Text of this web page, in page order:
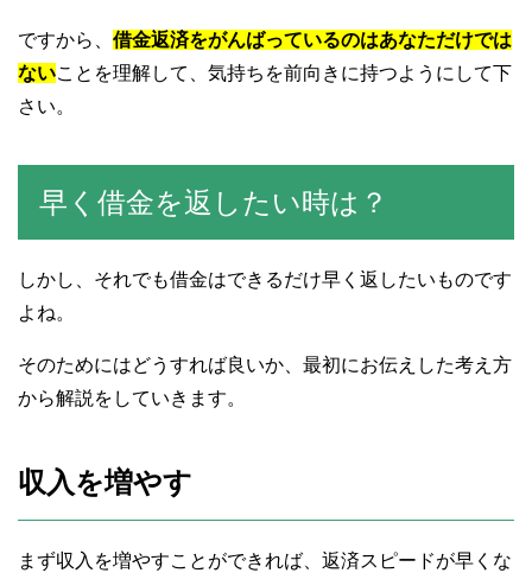
ですから、 借金返済をがんばっているのはあなただけでは
ないことを理解して、気持ちを前向きに持つようにして下
さい。
早く借金を返したい時は？
しかし、それでも借金はできるだけ早く返したいものです
よね。
そのためにはどうすれば良いか、最初にお伝えした考え方
から解説をしていきます。
収入を増やす
まず収入を増やすことができれば、返済スピードが早くな